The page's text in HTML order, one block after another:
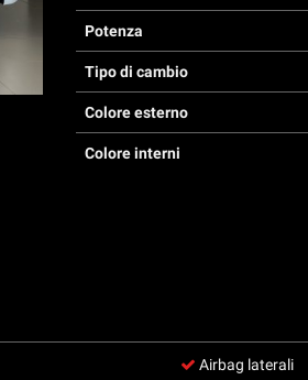
Potenza
Tipo di cambio
Colore esterno
Colore interni
Airbag laterali